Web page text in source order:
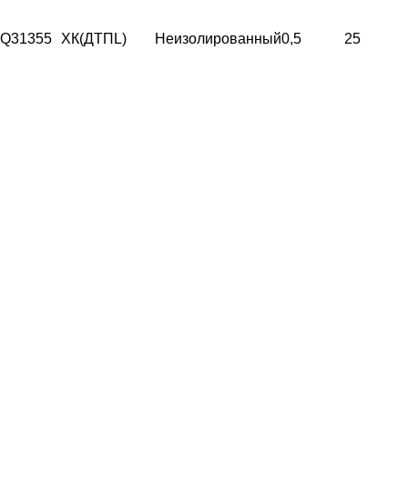
Q31355 ХК(ДТПL) Неизолированный0,5 25